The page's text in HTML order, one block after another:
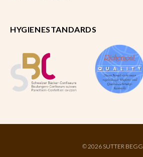
HYGIENESTANDARDS
©2026 SUTTER BEGG